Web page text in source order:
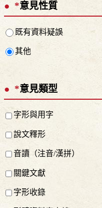
*意見性質
既有資料疑誤
其他
*意見類型
字形與用字
說文釋形
音讀（注音/漢拼）
關鍵文獻
字形收錄